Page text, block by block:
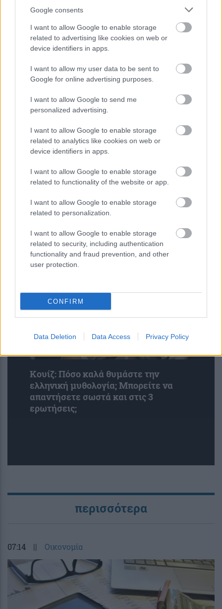
Google consents
I want to allow Google to enable storage
related to advertising like cookies on web or
device identifiers in apps.
I want to allow my user data to be sent to
Google for online advertising purposes.
I want to allow Google to send me
personalized advertising.
I want to allow Google to enable storage
related to analytics like cookies on web or
device identifiers in apps.
I want to allow Google to enable storage
related to functionality of the website or app.
I want to allow Google to enable storage
related to personalization.
I want to allow Google to enable storage
related to security, including authentication
functionality and fraud prevention, and other
user protection.
CONFIRM
Data Deletion Data Access Privacy Policy
Η τροφή που μπορεί να προκαλέσει
παράλυση και θάνατο – Κινδυνεύουμε
περισσότερο το καλοκαίρι
UNC6671: Η νέα απειλή που κλέβει
δεδομένα από το Microsoft 365 με
υποκλοπή εταιρικών συνεδριών
Κουίζ: Πόσο καλά θυμάστε την
ελληνική μυθολογία; Μπορείτε να
απαντήσετε σωστά και στις 3
ερωτήσεις;
περισσότερα
07:14 || Οικονομία